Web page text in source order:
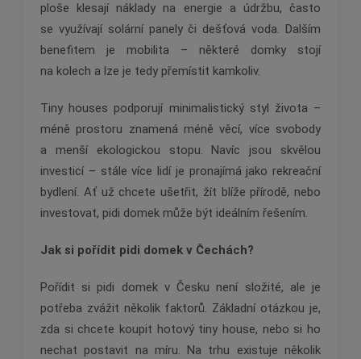
ploše klesají náklady na energie a údržbu, často
se využívají solární panely či dešťová voda. Dalším
benefitem je mobilita – některé domky stojí
na kolech a lze je tedy přemístit kamkoliv.
Tiny houses podporují minimalistický styl života –
méně prostoru znamená méně věcí, více svobody
a menší ekologickou stopu. Navíc jsou skvělou
investicí – stále více lidí je pronajímá jako rekreační
bydlení. Ať už chcete ušetřit, žít blíže přírodě, nebo
investovat, pidi domek může být ideálním řešením.
Jak si pořídit pidi domek v Čechách?
Pořídit si pidi domek v Česku není složité, ale je
potřeba zvážit několik faktorů. Základní otázkou je,
zda si chcete koupit hotový tiny house, nebo si ho
nechat postavit na míru. Na trhu existuje několik